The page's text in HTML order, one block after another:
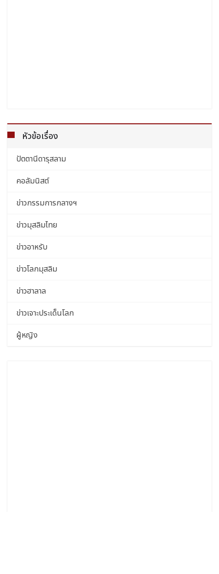
หัวข้อเรื่อง
ปัตตานีดารุสลาม
คอลัมนิสต์
ข่าวกรรมการกลางฯ
ข่าวมุสลิมไทย
ข่าวอาหรับ
ข่าวโลกมุสลิม
ข่าวฮาลาล
ข่าวเจาะประเด็นโลก
ผู้หญิง